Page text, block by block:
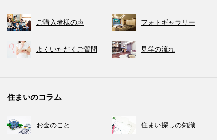
ご購入者様の声 フォトギャラリー
よくいただくご質問 見学の流れ
住まいのコラム
お金のこと 住まい探しの知識